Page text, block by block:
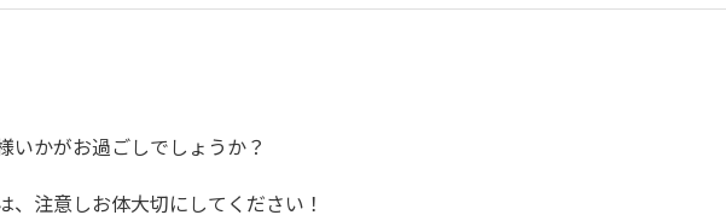
いかがお過ごしでしょうか？
注意しお体大切にしてください！